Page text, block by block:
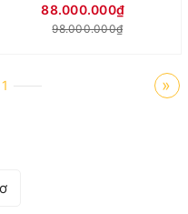
88.000.000₫
98.000.000₫
1 »